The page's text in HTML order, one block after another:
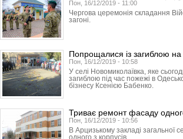
Пон, 16/12/2019 - 11:00
Чергова церемонія складання
загоні.
Попрощалися із загиблою
Пон, 16/12/2019 - 10:58
У селі Новомиколаївка, яке
загиблою під час пожежі в
бізнесу Ксенією Бабенко.
Триває ремонт фасаду
Пон, 16/12/2019 - 10:56
В Арцизькому закладі загальної
одного з корпусів.